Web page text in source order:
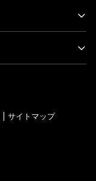
サイトマップ